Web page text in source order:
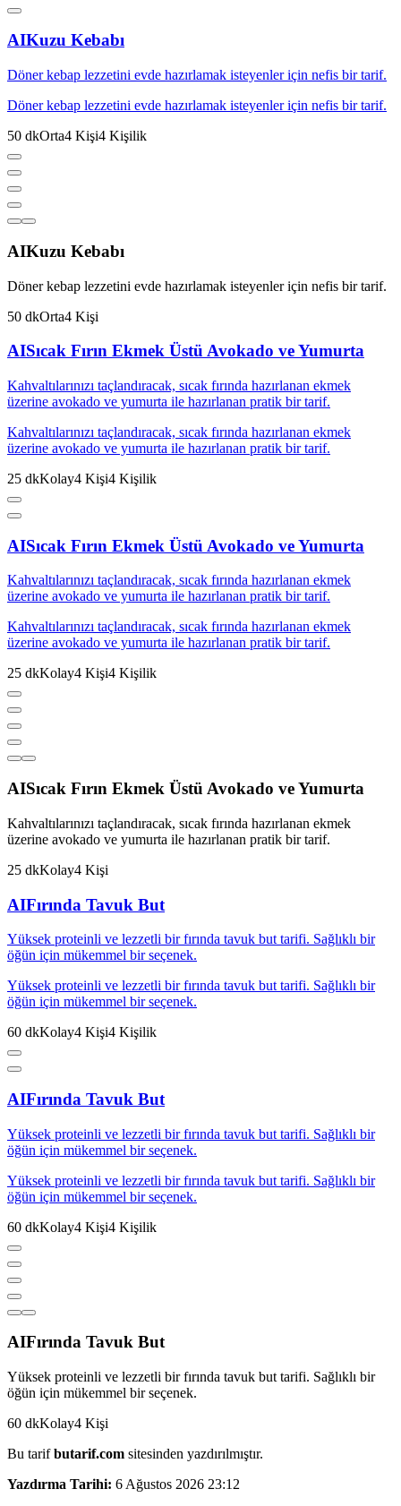
AIKuzu Kebabı
Döner kebap lezzetini evde hazırlamak isteyenler için nefis bir tarif.
Döner kebap lezzetini evde hazırlamak isteyenler için nefis bir tarif.
50 dkOrta4 Kişi4 Kişilik
AIKuzu Kebabı
Döner kebap lezzetini evde hazırlamak isteyenler için nefis bir tarif.
50 dkOrta4 Kişi
AISıcak Fırın Ekmek Üstü Avokado ve Yumurta
Kahvaltılarınızı taçlandıracak, sıcak fırında hazırlanan ekmek
üzerine avokado ve yumurta ile hazırlanan pratik bir tarif.
Kahvaltılarınızı taçlandıracak, sıcak fırında hazırlanan ekmek
üzerine avokado ve yumurta ile hazırlanan pratik bir tarif.
25 dkKolay4 Kişi4 Kişilik
AISıcak Fırın Ekmek Üstü Avokado ve Yumurta
Kahvaltılarınızı taçlandıracak, sıcak fırında hazırlanan ekmek
üzerine avokado ve yumurta ile hazırlanan pratik bir tarif.
Kahvaltılarınızı taçlandıracak, sıcak fırında hazırlanan ekmek
üzerine avokado ve yumurta ile hazırlanan pratik bir tarif.
25 dkKolay4 Kişi4 Kişilik
AISıcak Fırın Ekmek Üstü Avokado ve Yumurta
Kahvaltılarınızı taçlandıracak, sıcak fırında hazırlanan ekmek
üzerine avokado ve yumurta ile hazırlanan pratik bir tarif.
25 dkKolay4 Kişi
AIFırında Tavuk But
Yüksek proteinli ve lezzetli bir fırında tavuk but tarifi. Sağlıklı bir
öğün için mükemmel bir seçenek.
Yüksek proteinli ve lezzetli bir fırında tavuk but tarifi. Sağlıklı bir
öğün için mükemmel bir seçenek.
60 dkKolay4 Kişi4 Kişilik
AIFırında Tavuk But
Yüksek proteinli ve lezzetli bir fırında tavuk but tarifi. Sağlıklı bir
öğün için mükemmel bir seçenek.
Yüksek proteinli ve lezzetli bir fırında tavuk but tarifi. Sağlıklı bir
öğün için mükemmel bir seçenek.
60 dkKolay4 Kişi4 Kişilik
AIFırında Tavuk But
Yüksek proteinli ve lezzetli bir fırında tavuk but tarifi. Sağlıklı bir
öğün için mükemmel bir seçenek.
60 dkKolay4 Kişi
Bu tarifbutarif.com sitesinden yazdırılmıştır.
Yazdırma Tarihi: 6 Ağustos 2026 23:12